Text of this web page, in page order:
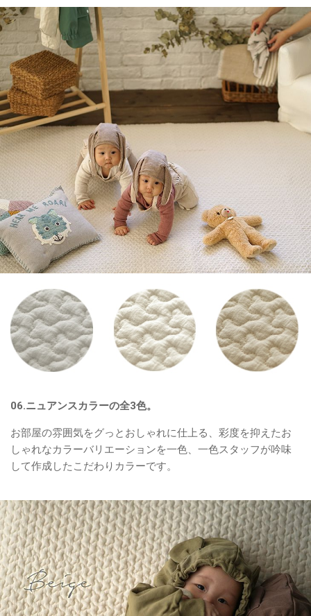
06.ニュアンスカラーの全3色。
お部屋の雰囲気をグっとおしゃれに仕上る、彩度を抑えたお
しゃれなカラーバリエーションを一色、一色スタッフが吟味
して作成したこだわりカラーです。